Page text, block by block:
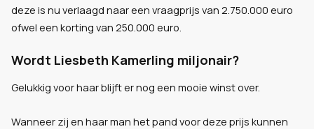
deze is nu verlaagd naar een vraagprijs van 2.750.000 euro
ofwel een korting van 250.000 euro.
Wordt Liesbeth Kamerling miljonair?
Gelukkig voor haar blijft er nog een mooie winst over.
Wanneer zij en haar man het pand voor deze prijs kunnen